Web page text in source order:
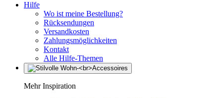
Hilfe
Wo ist meine Bestellung?
Rücksendungen
Versandkosten
Zahlungsmöglichkeiten
Kontakt
Alle Hilfe-Themen
Mehr Inspiration